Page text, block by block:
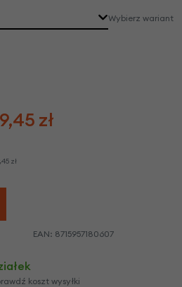
Wybierz wariant
zł
zł
EAN: 8715957180607
koszt wysyłki